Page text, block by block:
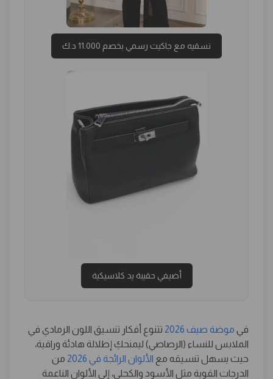
نسقيه مع جاكيت رسمي بخصم 11.000 د.ك
أضيفي حقيبة يد كلاسيكية
في موضة صيف 2026
تتنوع أفكار تنسيق اللون الرمادي في
الملابس للنساء (الرصاصي) ليمنحكِ إطلالة هادئة وراقية،
حيث يسهل تنسيقه مع الألوان الرائجة في 2026
من
الدرجات القوية مثل الأسود والكحلي، إلى الألوان الناعمة